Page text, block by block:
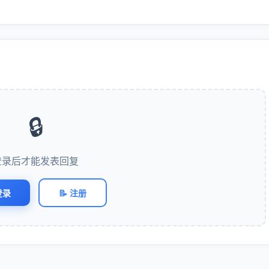
🔒
录后才能发表回复
录 📝 注册